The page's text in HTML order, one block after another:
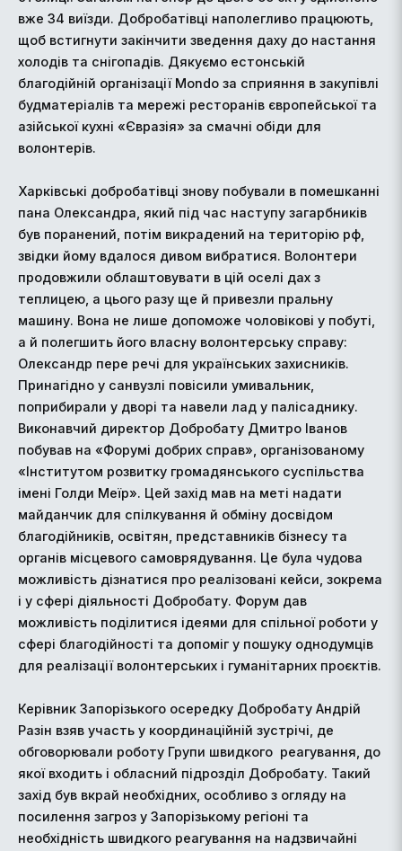
вже 34 виїзди. Добробатівці наполегливо працюють,
щоб встигнути закінчити зведення даху до настання
холодів та снігопадів. Дякуємо естонській
благодійній організації Mondo за сприяння в закупівлі
будматеріалів та мережі ресторанів європейської та
азійської кухні «Євразія» за смачні обіди для
волонтерів.
Харківські добробатівці знову побували в помешканні
пана Олександра, який під час наступу загарбників
був поранений, потім викрадений на територію рф,
звідки йому вдалося дивом вибратися. Волонтери
продовжили облаштовувати в цій оселі дах з
теплицею, а цього разу ще й привезли пральну
машину. Вона не лише допоможе чоловікові у побуті,
а й полегшить його власну волонтерську справу:
Олександр пере речі для українських захисників.
Принагідно у санвузлі повісили умивальник,
поприбирали у дворі та навели лад у палісаднику.
Виконавчий директор Добробату Дмитро Іванов
побував на «Форумі добрих справ», організованому
«Інститутом розвитку громадянського суспільства
імені Голди Меїр». Цей захід мав на меті надати
майданчик для спілкування й обміну досвідом
благодійників, освітян, представників бізнесу та
органів місцевого самоврядування. Це була чудова
можливість дізнатися про реалізовані кейси, зокрема
і у сфері діяльності Добробату. Форум дав
можливість поділитися ідеями для спільної роботи у
сфері благодійності та допоміг у пошуку однодумців
для реалізації волонтерських і гуманітарних проєктів.
Керівник Запорізького осередку Добробату Андрій
Разін взяв участь у координаційній зустрічі, де
обговорювали роботу Групи швидкого реагування, до
якої входить і обласний підрозділ Добробату. Такий
захід був вкрай необхідних, особливо з огляду на
посилення загроз у Запорізькому регіоні та
необхідність швидкого реагування на надзвичайні